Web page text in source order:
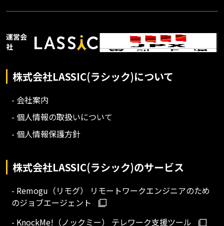
運営会
社
株式会社LASSIC(ラシック)について
- 会社案内
- 個人情報の取扱いについて
- 個人情報保護方針
株式会社LASSIC(ラシック)のサービス
- Remogu（リモグ） リモートワークエンジニアのため
のジョブエージェント
- KnockMe!（ノックミー） テレワーク支援ツール